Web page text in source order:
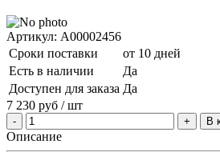
Артикул: A00002456
Сроки поставки
от 10 дней
Есть в наличии
Да
Доступен для заказа Да
7 230 руб / шт
В
Описание